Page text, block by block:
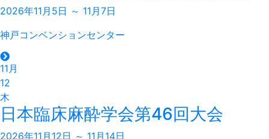
2026年11月5日 ～ 11月7日
神戸コンベンションセンター
11月
12
木
日本臨床麻酔学会第46回大会
2026年11月12日 ～ 11月14日